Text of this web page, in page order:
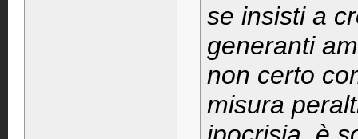
se insisti a
generanti
non certo
misura